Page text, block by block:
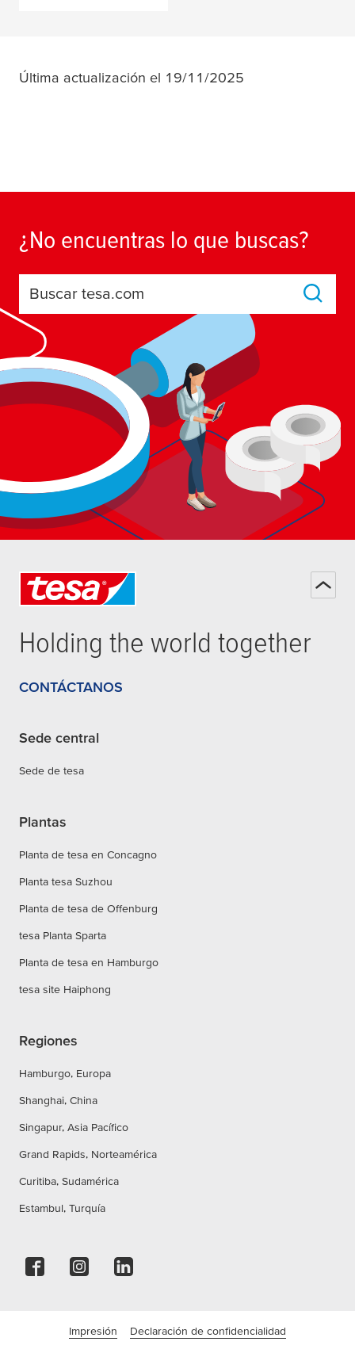
Última actualización el 19/11/2025
¿No encuentras lo que buscas?
Buscar tesa.com
Holding the world together
CONTÁCTANOS
Sede central
Sede de tesa
Plantas
Planta de tesa en Concagno
Planta tesa Suzhou
Planta de tesa de Offenburg
tesa Planta Sparta
Planta de tesa en Hamburgo
tesa site Haiphong
Regiones
Hamburgo, Europa
Shanghai, China
Singapur, Asia Pacífico
Grand Rapids, Norteamérica
Curitiba, Sudamérica
Estambul, Turquía
Impresión Declaración de confidencialidad